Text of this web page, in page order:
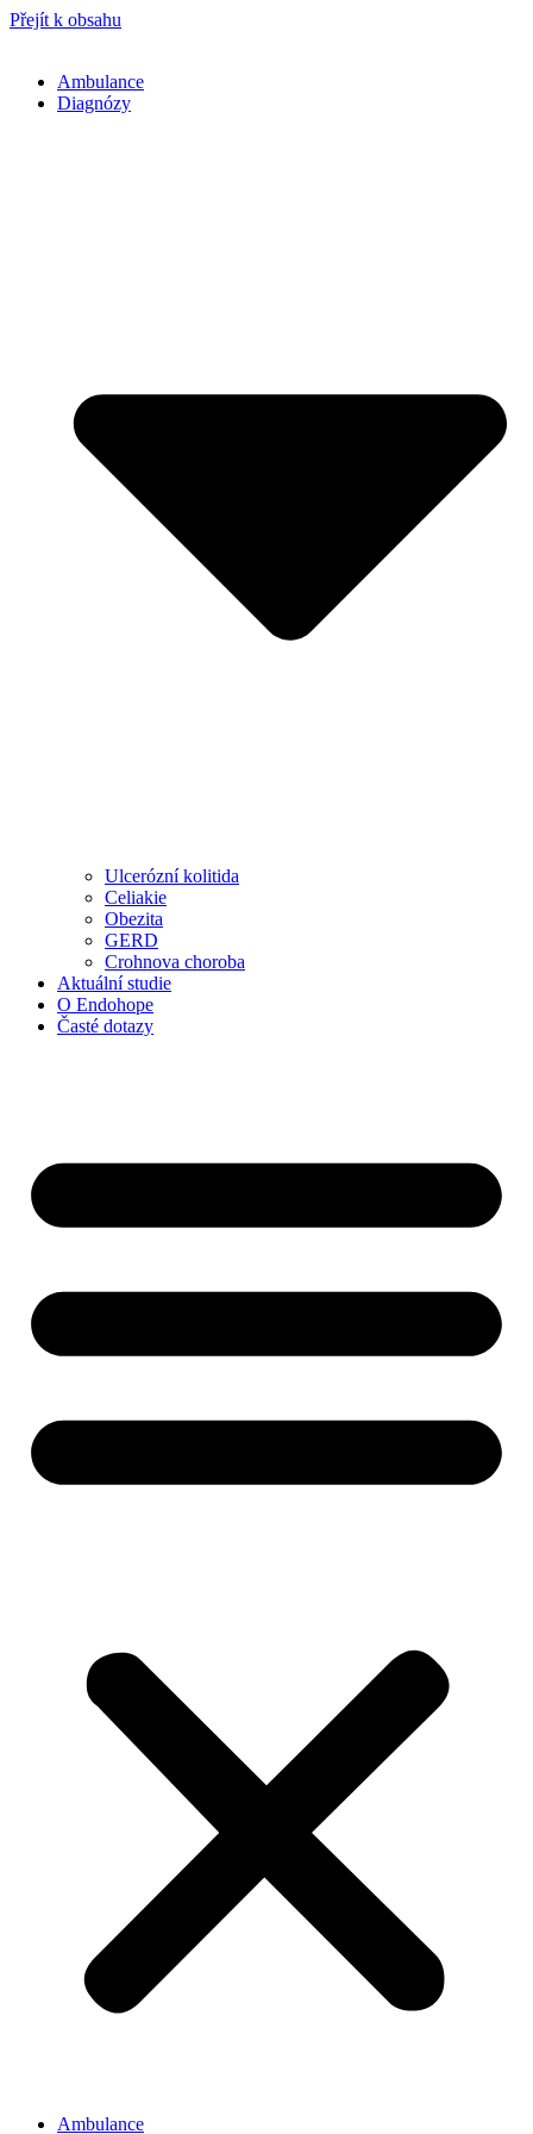
Přejít k obsahu
Ambulance
Diagnózy
Ulcerózní kolitida
Celiakie
Obezita
GERD
Crohnova choroba
Aktuální studie
O Endohope
Časté dotazy
Ambulance